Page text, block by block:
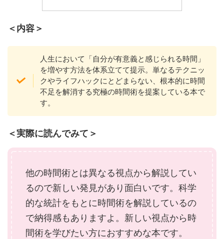
＜内容＞
人生において「自分が有意義と感じられる時間」
を増やす方法を体系立てて提示。単なるテクニッ
クやライフハックにとどまらない、根本的に時間
不足を解消する究極の時間術を提案している本で
す。
＜実際に読んでみて＞
他の時間術とは異なる視点から解説してい
るので新しい発見があり面白いです。科学
的な統計をもとに時間術を解説しているの
で納得感もありますよ。新しい視点から時
間術を学びたい方におすすめな本です。